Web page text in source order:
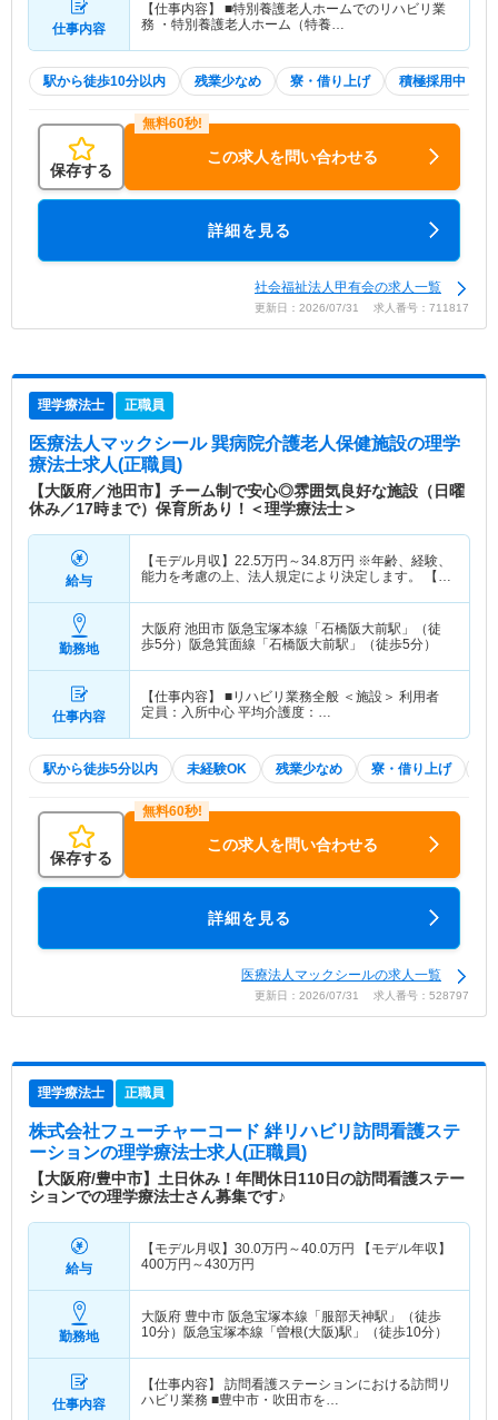
仕事内容
【仕事内容】 ■特別養護老人ホームでのリハビリ業
務 ・特別養護老人ホーム（特養…
駅から徒歩10分以内 残業少なめ 寮・借り上げ 積極採用中
保存する
この求人を問い合わせる
詳細を見る
社会福祉法人甲有会の求人一覧
更新日：2026/07/31 求人番号：711817
理学療法士 正職員
医療法人マックシール 巽病院介護老人保健施設の理学
療法士求人(正職員)
【大阪府／池田市】チーム制で安心◎雰囲気良好な施設（日曜
休み／17時まで）保育所あり！＜理学療法士＞
給与
【モデル月収】 22.5万円～34.8万円 ※年齢、経験、
能力を考慮の上、法人規定により決定します。 【モ
を考慮の上、法人規定により決定します。
勤務地
大阪府 池田市 阪急宝塚本線「石橋阪大前駅」（徒
歩5分）阪急箕面線「石橋阪大前駅」（徒歩5分）
仕事内容
【仕事内容】 ■リハビリ業務全般 ＜施設＞ 利用者
定員：入所中心 平均介護度：…
駅から徒歩5分以内 未経験OK 残業少なめ 寮・借り上げ
保存する
この求人を問い合わせる
詳細を見る
医療法人マックシールの求人一覧
更新日：2026/07/31 求人番号：528797
理学療法士 正職員
株式会社フューチャーコード 絆リハビリ訪問看護ステ
ーションの理学療法士求人(正職員)
【大阪府/豊中市】土日休み！年間休日110日の訪問看護ステー
ションでの理学療法士さん募集です♪
給与
【モデル月収】 30.0万円～40.0万円
【モデル年収】
400万円～430万円
勤務地
大阪府 豊中市 阪急宝塚本線「服部天神駅」（徒歩
10分）阪急宝塚本線「曽根(大阪)駅」（徒歩10分）
仕事内容
【仕事内容】 訪問看護ステーションにおける訪問リ
ハビリ業務 ■豊中市・吹田市を…